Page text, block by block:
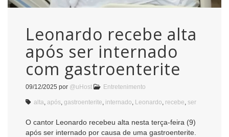
Leonardo recebe alta
após ser internado
com gastroenterite
09/12/2025 por @uHost Entretenimento
alta após gastroenterite internado Leonardo recebe ser
O cantor Leonardo recebeu alta nesta terça-feira (9)
após ser internado por causa de uma gastroenterite.